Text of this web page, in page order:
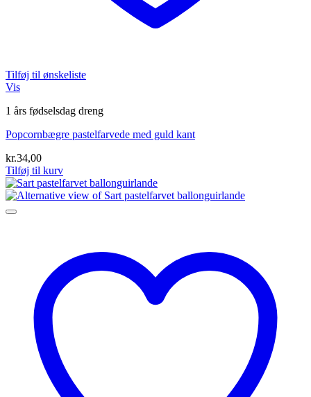
Tilføj til ønskeliste
Vis
1 års fødselsdag dreng
Popcornbægre pastelfarvede med guld kant
kr.34,00
Tilføj til kurv